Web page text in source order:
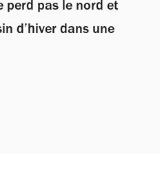
perd pas le nord et
d’hiver dans une